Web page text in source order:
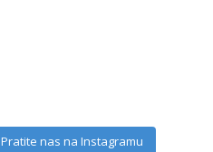
Pratite nas na Instagramu